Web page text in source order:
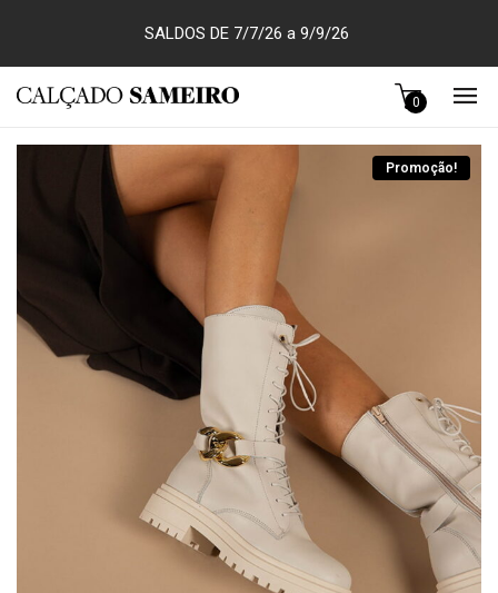
SALDOS DE 7/7/26 a 9/9/26
0
Promoção!